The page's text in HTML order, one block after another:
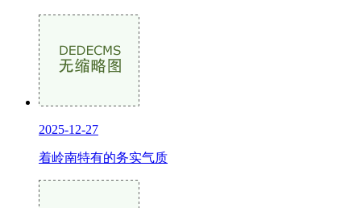
2025-12-27
着岭南特有的务实气质